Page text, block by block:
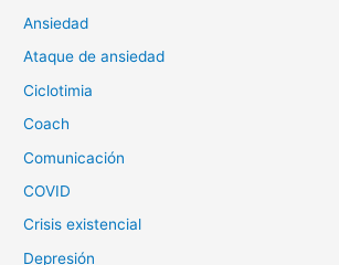
Ansiedad
Ataque de ansiedad
Ciclotimia
Coach
Comunicación
COVID
Crisis existencial
Depresión